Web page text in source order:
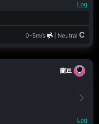
Log
0-5m/s | Neutral C
蘭豆
Log